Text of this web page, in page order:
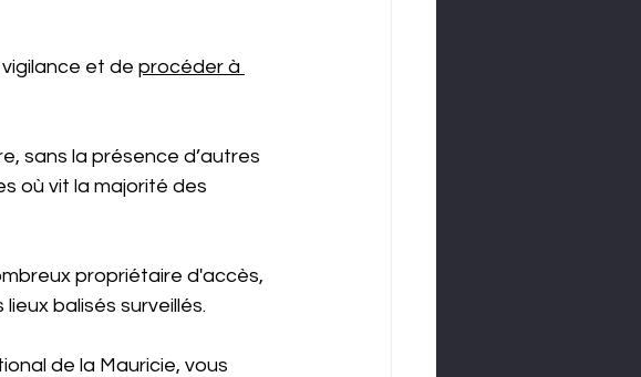
et de procéder à
sans la présence d’autres
où vit la majorité des
propriétaire d'accès,
balisés surveillés.
de la Mauricie, vous